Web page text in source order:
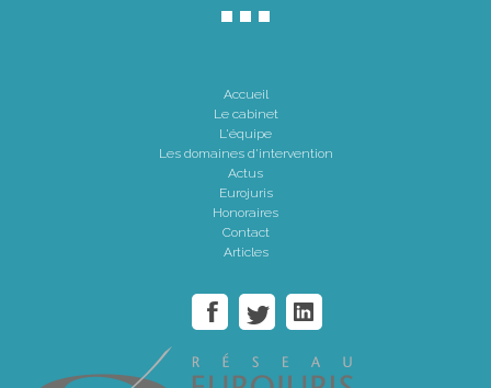
Accueil
Le cabinet
L'équipe
Les domaines d'intervention
Actus
Eurojuris
Honoraires
Contact
Articles